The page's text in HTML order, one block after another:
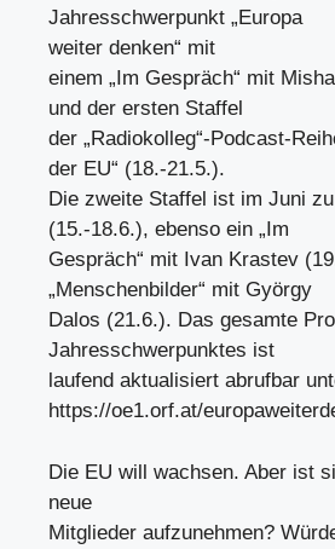
Jahresschwerpunkt „Europa
weiter denken“ mit
einem „Im Gespräch“ mit
und der ersten Staffel
der „Radiokolleg“-Podcast-
der EU“ (18.-21.5.).
Die zweite Staffel ist im Juni
(15.-18.6.), ebenso ein „Im
Gespräch“ mit Ivan Krastev
„Menschenbilder“ mit György
Dalos (21.6.). Das gesamte
Jahresschwerpunktes ist
laufend aktualisiert abrufbar
https://oe1.orf.at/
Die EU will wachsen. Aber ist
neue
Mitglieder aufzunehmen?